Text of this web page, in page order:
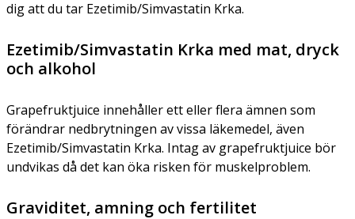
dig att du tar Ezetimib/Simvastatin Krka.
Ezetimib/Simvastatin Krka med mat, dryck
och alkohol
Grapefruktjuice innehåller ett eller flera ämnen som
förändrar nedbrytningen av vissa läkemedel, även
Ezetimib/Simvastatin Krka. Intag av grapefruktjuice bör
undvikas då det kan öka risken för muskelproblem.
Graviditet, amning och fertilitet